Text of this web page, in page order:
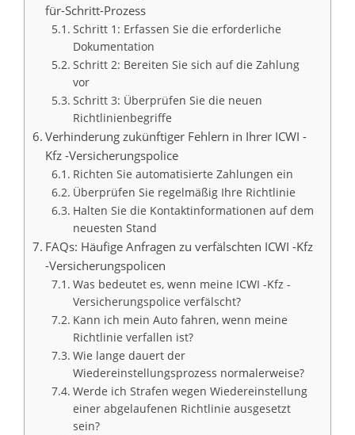
für-Schritt-Prozess
Schritt 1: Erfassen Sie die erforderliche
Dokumentation
Schritt 2: Bereiten Sie sich auf die Zahlung
vor
Schritt 3: Überprüfen Sie die neuen
Richtlinienbegriffe
Verhinderung zukünftiger Fehlern in Ihrer ICWI -
Kfz -Versicherungspolice
Richten Sie automatisierte Zahlungen ein
Überprüfen Sie regelmäßig Ihre Richtlinie
Halten Sie die Kontaktinformationen auf dem
neuesten Stand
FAQs: Häufige Anfragen zu verfälschten ICWI -Kfz
-Versicherungspolicen
Was bedeutet es, wenn meine ICWI -Kfz -
Versicherungspolice verfälscht?
Kann ich mein Auto fahren, wenn meine
Richtlinie verfallen ist?
Wie lange dauert der
Wiedereinstellungsprozess normalerweise?
Werde ich Strafen wegen Wiedereinstellung
einer abgelaufenen Richtlinie ausgesetzt
sein?